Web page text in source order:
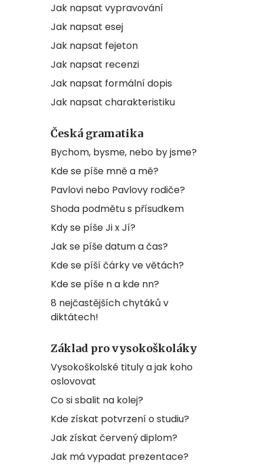
Jak napsat vypravování
Jak napsat esej
Jak napsat fejeton
Jak napsat recenzi
Jak napsat formální dopis
Jak napsat charakteristiku
Česká gramatika
Bychom, bysme, nebo by jsme?
Kde se píše mně a mě?
Pavlovi nebo Pavlovy rodiče?
Shoda podmětu s přísudkem
Kdy se píše Ji x Jí?
Jak se píše datum a čas?
Kde se píší čárky ve větách?
Kde se píše n a kde nn?
8 nejčastějších chytáků v
diktátech!
Základ pro vysokoškoláky
Vysokoškolské tituly a jak koho
oslovovat
Co si sbalit na kolej?
Kde získat potvrzení o studiu?
Jak získat červený diplom?
Jak má vypadat prezentace?